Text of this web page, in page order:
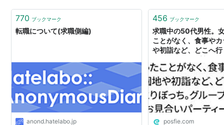
770 ブックマーク
転職について(求職側編)
anond.hatelabo.jp
456 ブックマーク
求職中の50代男性。
ことがなく、食事や
や初詣など、どこへ
いパーティーに参加
だった話→悲し過ぎる
posfie.com